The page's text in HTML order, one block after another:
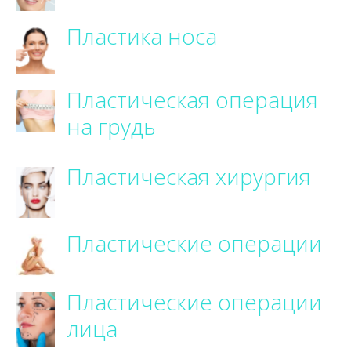
Пластика носа
Пластическая операция
на грудь
Пластическая хирургия
Пластические операции
Пластические операции
лица